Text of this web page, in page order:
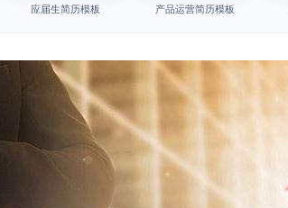
应届生简历模板 产品运营简历模板